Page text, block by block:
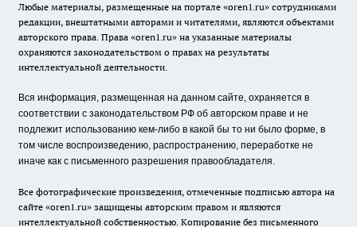
Любые материалы, размещенные на портале «oren1.ru» сотрудниками
редакции, внештатными авторами и читателями, являются объектами
авторского права. Права «oren1.ru» на указанные материалы
охраняются законодательством о правах на результаты
интеллектуальной деятельности.
Вся информация, размещенная на данном сайте, охраняется в
соответствии с законодательством РФ об авторском праве и не
подлежит использованию кем-либо в какой бы то ни было форме, в
том числе воспроизведению, распространению, переработке не
иначе как с письменного разрешения правообладателя.
Все фотографические произведения, отмеченные подписью автора на
сайте «oren1.ru» защищены авторским правом и являются
интеллектуальной собственностью. Копирование без письменного